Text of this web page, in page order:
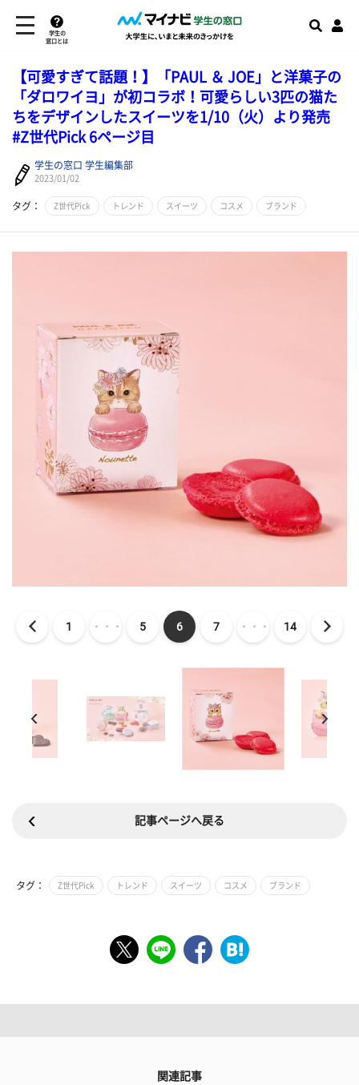
学生の
窓口とは
【可愛すぎて話題！】「PAUL ＆ JOE」と洋菓子の
「ダロワイヨ」が初コラボ！可愛らしい3匹の猫た
ちをデザインしたスイーツを1/10（火）より発売
#Z世代Pick 6ページ目
学生の窓口 学生編集部
2023/01/02
タグ： Z世代Pick トレンド スイーツ コスメ ブランド
1 ・・・ 5 6 7 ・・・ 14
記事ページへ戻る
タグ： Z世代Pick トレンド スイーツ コスメ ブランド
関連記事